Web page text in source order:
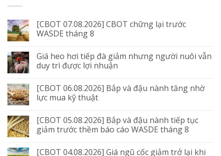
[CBOT 07.08.2026] CBOT chững lại trước
WASDE tháng 8
Giá heo hơi tiếp đà giảm nhưng người nuôi vẫn
duy trì được lợi nhuận
[CBOT 06.08.2026] Bắp và đậu nành tăng nhờ
lực mua kỹ thuật
[CBOT 05.08.2026] Bắp và đậu nành tiếp tục
giảm trước thềm báo cáo WASDE tháng 8
[CBOT 04.08.2026] Giá ngũ cốc giảm trở lại khi